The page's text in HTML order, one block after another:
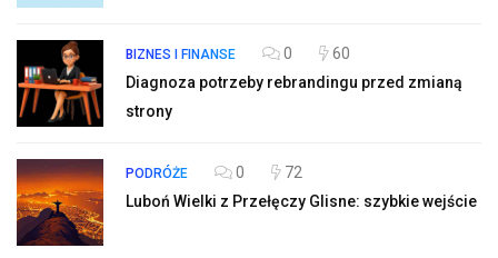
BIZNES I FINANSE 0
60
Diagnoza potrzeby rebrandingu przed zmianą
strony
PODRÓŻE 0
72
Luboń Wielki z Przełęczy Glisne: szybkie wejście